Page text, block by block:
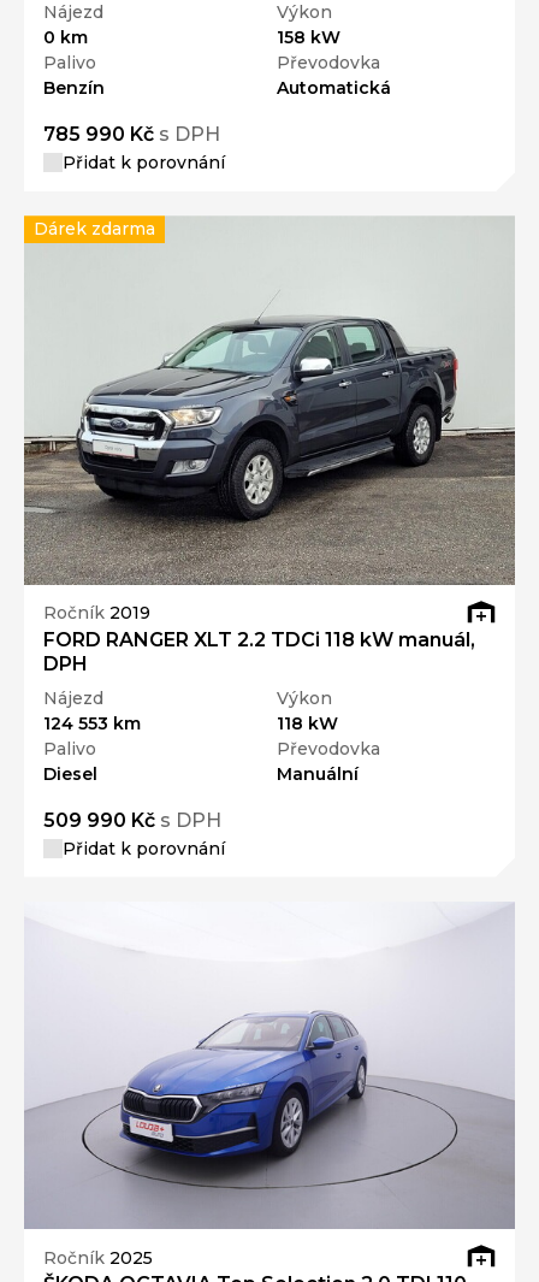
Nájezd
0 km
Výkon
158 kW
Palivo
Benzín
Převodovka
Automatická
785 990 Kč s DPH
Přidat k porovnání
Ročník 2019
FORD RANGER XLT 2.2 TDCi 118 kW manuál,
DPH
Nájezd
124 553 km
Výkon
118 kW
Palivo
Diesel
Převodovka
Manuální
509 990 Kč s DPH
Přidat k porovnání
Dárek zdarma
Ročník 2025